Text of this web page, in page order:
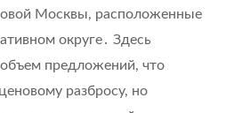
Москвы, расположенные
округе․ Здесь
предложений, что
разбросу, но